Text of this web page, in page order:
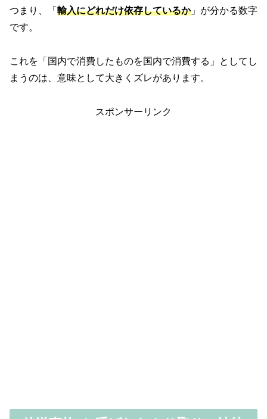
つまり、「 輸入にどれだけ依存しているか」が分かる数字
です。
これを「国内で消費したものを国内で消費する」としてし
まうのは、意味として大きくズレがあります。
スポンサーリンク